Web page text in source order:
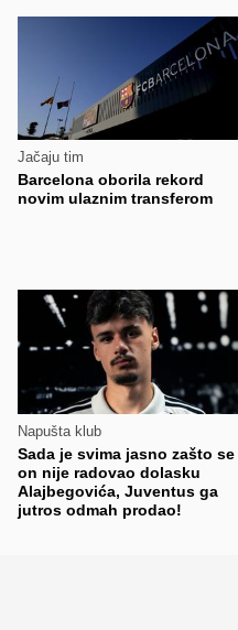
Jačaju tim
Barcelona oborila rekord
novim ulaznim transferom
Napušta klub
Sada je svima jasno zašto se
on nije radovao dolasku
Alajbegovića, Juventus ga
jutros odmah prodao!